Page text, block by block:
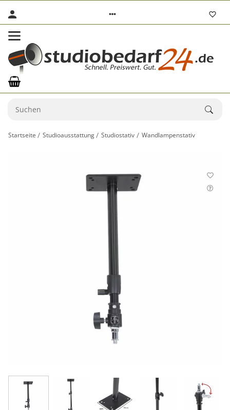
Startseite Studioausstattung Studiostativ Wandlampenstativ